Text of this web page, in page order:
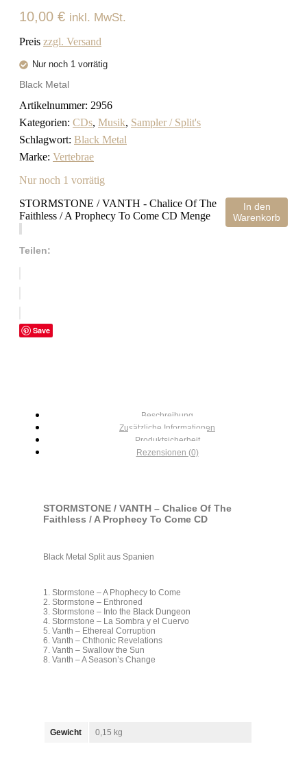
10,00 € inkl. MwSt.
Preis zzgl. Versand
Nur noch 1 vorrätig
Black Metal
Artikelnummer: 2956
Kategorien: CDs, Musik, Sampler / Split's
Schlagwort: Black Metal
Marke: Vertebrae
Nur noch 1 vorrätig
STORMSTONE / VANTH - Chalice Of The
Faithless / A Prophecy To Come CD Menge
In den
Warenkorb
Teilen:
Save
Beschreibung
Zusätzliche Informationen
Produktsicherheit
Rezensionen (0)
STORMSTONE / VANTH – Chalice Of The
Faithless / A Prophecy To Come CD
Black Metal Split aus Spanien
1. Stormstone – A Phophecy to Come
2. Stormstone – Enthroned
3. Stormstone – Into the Black Dungeon
4. Stormstone – La Sombra y el Cuervo
5. Vanth – Ethereal Corruption
6. Vanth – Chthonic Revelations
7. Vanth – Swallow the Sun
8. Vanth – A Season’s Change
Gewicht 0,15 kg